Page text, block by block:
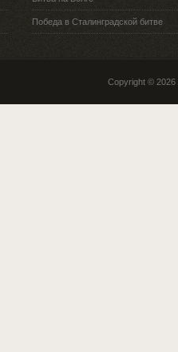
Победа в Сталинградской битве
Copyright © 2026